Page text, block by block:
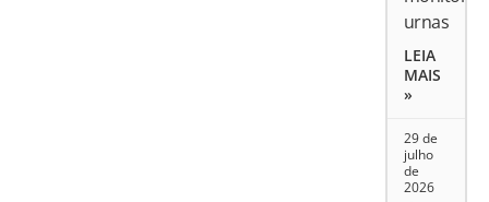
urnas
LEIA
MAIS
»
29 de
julho
de
2026